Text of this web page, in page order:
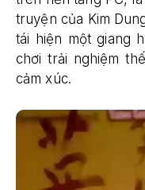
truyện của Kim
tái hiện một giang
chơi trải nghiệm
cảm xúc.